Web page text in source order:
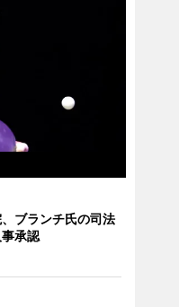
ブランチ氏の司法
承認